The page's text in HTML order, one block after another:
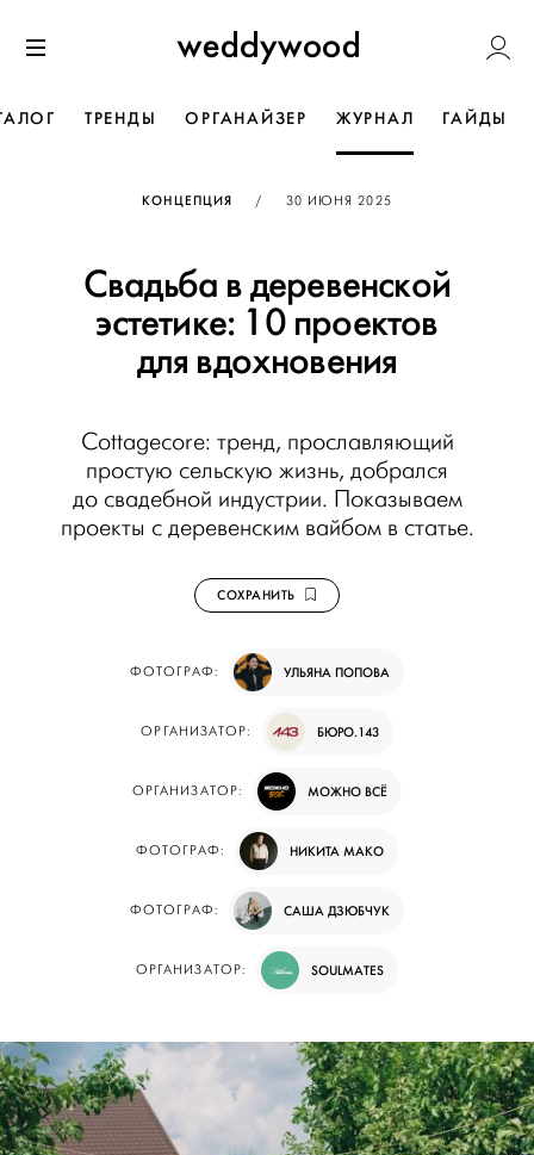
к содержанию
Weddywood
ТРЕНДЫ ОРГАНАЙЗЕР ЖУРНАЛ ГАЙДЫ
КОНЦЕПЦИЯ / ОПУБЛИКОВАНО
30 ИЮНЯ 2025
Свадьба в деревенской
эстетике: 10 проектов
для вдохновения
Cottagecore: тренд, прославляющий
простую сельскую жизнь, добрался
до свадебной индустрии. Показываем
проекты с деревенским вайбом в статье.
СОХРАНИТЬ
ФОТОГРАФ: УЛЬЯНА ПОПОВА
ОРГАНИЗАТОР: БЮРО.143
ОРГАНИЗАТОР: МОЖНО ВСЁ
ФОТОГРАФ: НИКИТА МАКО
ФОТОГРАФ: САША ДЗЮБЧУК
ОРГАНИЗАТОР: SOULMATES